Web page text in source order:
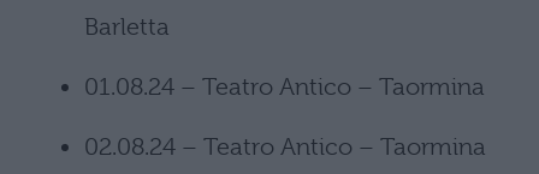
Barletta
01.08.24 – Teatro Antico – Taormina
02.08.24 – Teatro Antico – Taormina